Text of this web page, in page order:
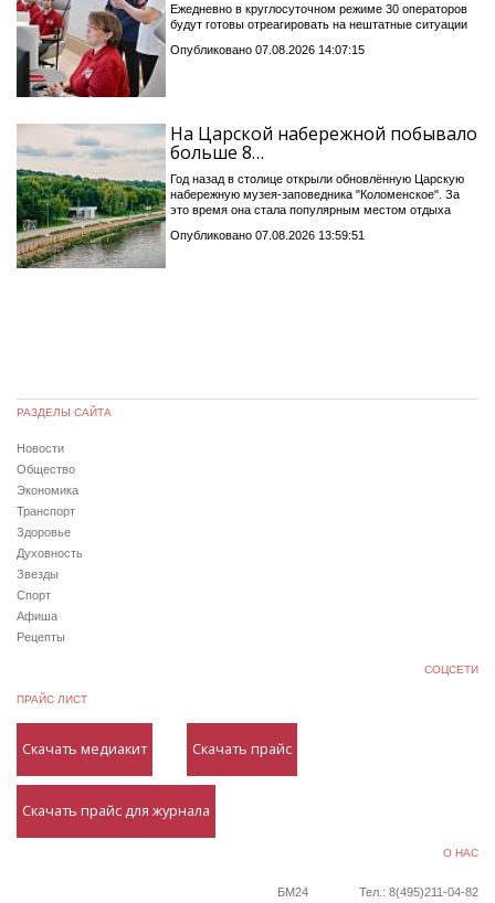
Ежедневно в круглосуточном режиме 30 операторов
будут готовы отреагировать на нештатные ситуации
Опубликовано 07.08.2026 14:07:15
На Царской набережной побывало
больше 8…
Год назад в столице открыли обновлённую Царскую
набережную музея-заповедника "Коломенское". За
это время она стала популярным местом отдыха
Опубликовано 07.08.2026 13:59:51
РАЗДЕЛЫ САЙТА
Новости
Общество
Экономика
Транспорт
Здоровье
Духовность
Звезды
Спорт
Афиша
Рецепты
СОЦСЕТИ
ПРАЙС ЛИСТ
Скачать медиакит Скачать прайс
Скачать прайс для журнала
О НАС
БМ24 Тел.: 8(495)211-04-82